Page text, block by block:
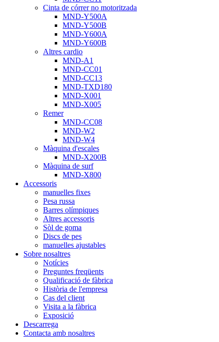
Cinta de córrer no motoritzada
MND-Y500A
MND-Y500B
MND-Y600A
MND-Y600B
Altres cardio
MND-A1
MND-CC01
MND-CC13
MND-TXD180
MND-X001
MND-X005
Remer
MND-CC08
MND-W2
MND-W4
Màquina d'escales
MND-X200B
Màquina de surf
MND-X800
Accessoris
manuelles fixes
Pesa russa
Barres olímpiques
Altres accessoris
Sòl de goma
Discs de pes
manuelles ajustables
Sobre nosaltres
Notícies
Preguntes freqüents
Qualificació de fàbrica
Història de l'empresa
Cas del client
Visita a la fàbrica
Exposició
Descarrega
Contacta amb nosaltres